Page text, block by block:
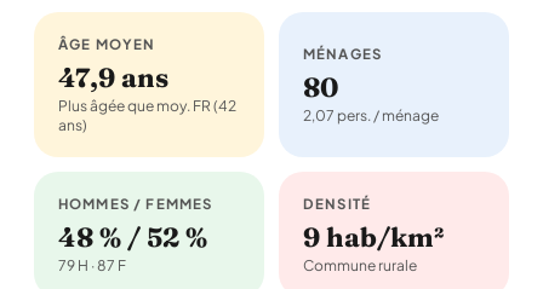
ÂGE MOYEN
47,9 ans
Plus âgée que moy. FR (42
ans)
MÉNAGES
80
2,07 pers. / ménage
HOMMES / FEMMES
48 % / 52 %
79 H · 87 F
DENSITÉ
9 hab/km²
Commune rurale